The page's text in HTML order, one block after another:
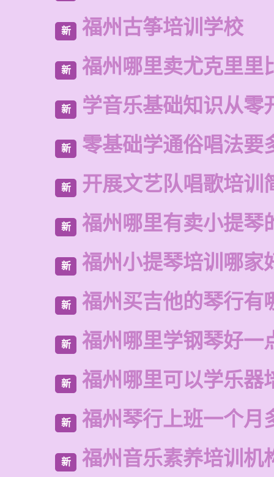
新 福州古筝培训学校
新 福州哪里卖尤克里里
新 学音乐基础知识从零
新 零基础学通俗唱法要
新 开展文艺队唱歌培训
新 福州哪里有卖小提琴
新 福州小提琴培训哪家
新 福州买吉他的琴行有
新 福州哪里学钢琴好一
新 福州哪里可以学乐器
新 福州琴行上班一个月
新 福州音乐素养培训机